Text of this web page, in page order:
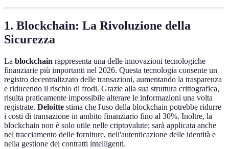
1. Blockchain: La Rivoluzione della
Sicurezza
La blockchain rappresenta una delle innovazioni tecnologiche
finanziarie più importanti nel 2026. Questa tecnologia consente un
registro decentralizzato delle transazioni, aumentando la trasparenza
e riducendo il rischio di frodi. Grazie alla sua struttura crittografica,
risulta praticamente impossibile alterare le informazioni una volta
registrate. Deloitte stima che l'uso della blockchain potrebbe ridurre
i costi di transazione in ambito finanziario fino al 30%. Inoltre, la
blockchain non è solo utile nelle criptovalute; sarà applicata anche
nel tracciamento delle forniture, nell'autenticazione delle identità e
nella gestione dei contratti intelligenti.